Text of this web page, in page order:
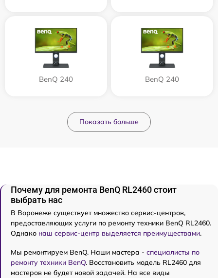
BenQ 240 BenQ 240
Показать больше
Почему для ремонта BenQ RL2460 стоит
выбрать нас
В Воронеже существует множество сервис-центров,
предоставляющих услуги по ремонту техники BenQ RL2460.
Однако наш сервис-центр выделяется преимуществами.
Мы ремонтируем BenQ. Наши мастера - специалисты по
ремонту техники BenQ. Восстановить модель RL2460 для
мастеров не будет новой задачей. На все виды